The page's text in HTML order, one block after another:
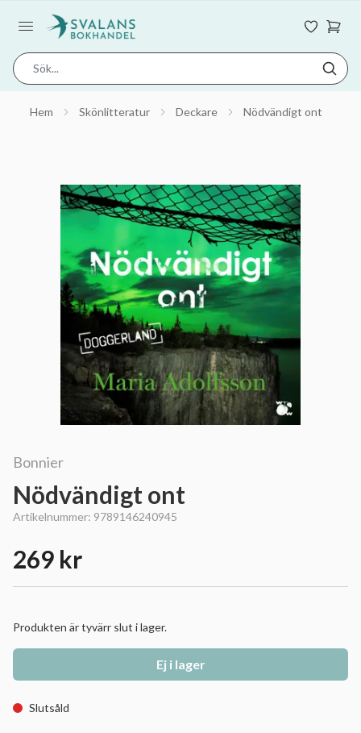
Hem Skönlitteratur Deckare Nödvändigt ont
Bonnier
Nödvändigt ont
Artikelnummer: 9789146240945
269 kr
Produkten är tyvärr slut i lager.
Ej i lager
Slutsåld